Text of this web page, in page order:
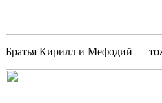
Братья Кирилл и Мефодий —